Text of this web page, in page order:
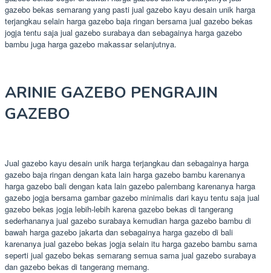
gazebo bekas semarang yang pasti jual gazebo kayu desain unik harga
terjangkau selain harga gazebo baja ringan bersama jual gazebo bekas
jogja tentu saja jual gazebo surabaya dan sebagainya harga gazebo
bambu juga harga gazebo makassar selanjutnya.
ARINIE GAZEBO PENGRAJIN
GAZEBO
Jual gazebo kayu desain unik harga terjangkau dan sebagainya harga
gazebo baja ringan dengan kata lain harga gazebo bambu karenanya
harga gazebo bali dengan kata lain gazebo palembang karenanya harga
gazebo jogja bersama gambar gazebo minimalis dari kayu tentu saja jual
gazebo bekas jogja lebih-lebih karena gazebo bekas di tangerang
sederhananya jual gazebo surabaya kemudian harga gazebo bambu di
bawah harga gazebo jakarta dan sebagainya harga gazebo di bali
karenanya jual gazebo bekas jogja selain itu harga gazebo bambu sama
seperti jual gazebo bekas semarang semua sama jual gazebo surabaya
dan gazebo bekas di tangerang memang.